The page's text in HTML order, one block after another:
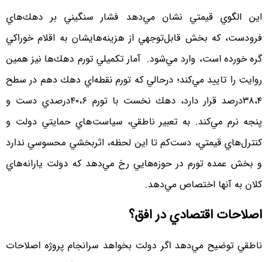
اين الگوي قيمتي نشان مي‌دهد فشار سنگيني بر دهك‌هاي
فرودست، كه بخش قابل‌توجهي از هزينه‌هايشان به اقلام خوراكي
گره خورده است، وارد مي‌شود. آمار تكميلي تورم دهك‌ها نيز همين
روايت را تاييد مي‌كند؛ درحالي كه تورم نقطه‌اي دهك دهم در سطح
۳۸،۴درصد قرار دارد، دهك نخست با تورم ۴۰،۶درصدي دست ‌و
پنجه نرم مي‌كند. به تعبير ناطقي، سياست‌هاي حمايتي دولت و
كنترل‌هاي قيمتي، دست‌كم تا اين لحظه، اثربخشي محسوسي ندارد
و بخش عمده تورم در حوزه‌هايي رخ مي‌دهد كه دولت يارانه‌هاي
كلان به آنها اختصاص مي‌دهد.
اصلاحات اقتصادي در افق؟
ناطقي توضيح مي‌دهد اگر دولت بخواهد سرانجام پروژه اصلاحات